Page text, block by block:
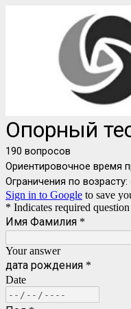
Опорный
190 вопросов
Ориентировочное время
Ограничения по
Sign in to Google to save
* Indicates required question
Имя Фамилия *
Your answer
дата рождения *
Date